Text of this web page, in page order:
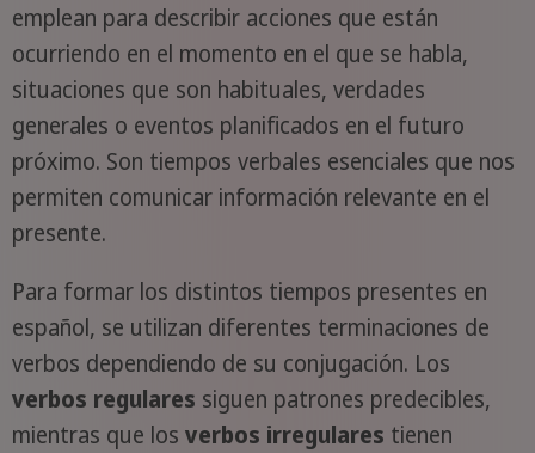
emplean para describir acciones que están
ocurriendo en el momento en el que se habla,
situaciones que son habituales, verdades
generales o eventos planificados en el futuro
próximo. Son tiempos verbales esenciales que nos
permiten comunicar información relevante en el
presente.
Para formar los distintos tiempos presentes en
español, se utilizan diferentes terminaciones de
verbos dependiendo de su conjugación. Los
verbos regulares siguen patrones predecibles,
mientras que los verbos irregulares tienen